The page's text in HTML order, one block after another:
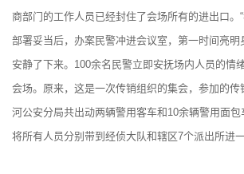
商部门的工作人员已经封住了会场所有的进出口
部署妥当后，办案民警冲进会议室，第一时间亮明
安静了下来。100余名民警立即安抚场内人员的情
会场。原来，这是一次传销组织的集会，参加的
河公安分局共出动两辆警用客车和10余辆警用面包
将所有人员分别带到经侦大队和辖区7个派出所进一